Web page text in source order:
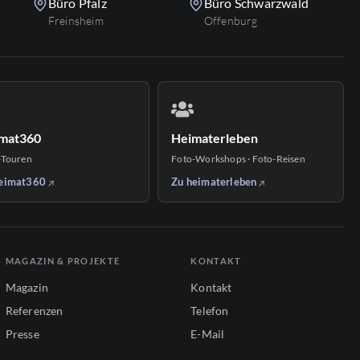
Büro Pfalz
Freinsheim
Büro Schwarzwald
Offenburg
Heimaterleben
Foto-Workshops · Foto-Reisen
Zu heimaterleben
MAGAZIN & PROJEKTE
Magazin
Referenzen
Presse
KONTAKT
Kontakt
Telefon
E-Mail